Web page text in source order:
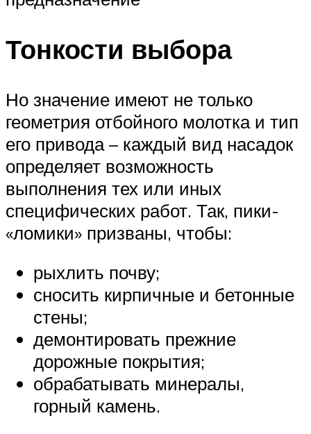
Тонкости выбора
Но значение имеют не только
геометрия отбойного молотка и тип
его привода – каждый вид насадок
определяет возможность
выполнения тех или иных
специфических работ. Так, пики-
«ломики» призваны, чтобы:
рыхлить почву;
сносить кирпичные и бетонные
стены;
демонтировать прежние
дорожные покрытия;
обрабатывать минералы,
горный камень.